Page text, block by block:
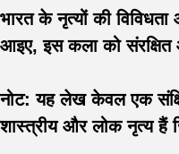
भारत के नृत्यों की विविधता
आइए, इस कला को संरक्षित
नोट: यह लेख केवल एक
शास्त्रीय और लोक नृत्य